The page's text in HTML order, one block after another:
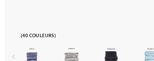
(40 COULEURS)